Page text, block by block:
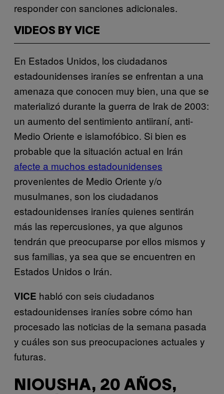
responder con sanciones adicionales.
VIDEOS BY VICE
En Estados Unidos, los ciudadanos
estadounidenses iraníes se enfrentan a una
amenaza que conocen muy bien, una que se
materializó durante la guerra de Irak de 2003:
un aumento del sentimiento antiiraní, anti-
Medio Oriente e islamofóbico. Si bien es
probable que la situación actual en Irán
afecte a muchos estadounidenses
provenientes de Medio Oriente y/o
musulmanes, son los ciudadanos
estadounidenses iraníes quienes sentirán
más las repercusiones, ya que algunos
tendrán que preocuparse por ellos mismos y
sus familias, ya sea que se encuentren en
Estados Unidos o Irán.
VICE habló con seis ciudadanos
estadounidenses iraníes sobre cómo han
procesado las noticias de la semana pasada
y cuáles son sus preocupaciones actuales y
futuras.
NIOUSHA, 20 AÑOS,